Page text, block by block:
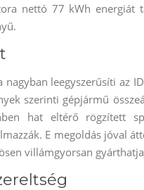
nettó 77 kWh energiát
leegyszerűsíti az
szerinti gépjármű
hat eltérő rögzített
E megoldás jóval
villámgyorsan